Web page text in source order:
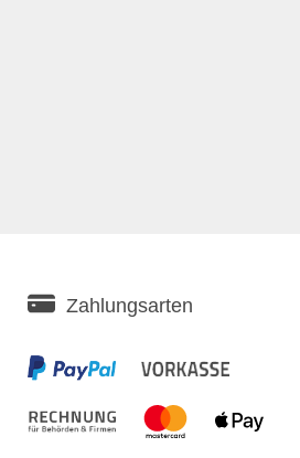
Zahlungsarten